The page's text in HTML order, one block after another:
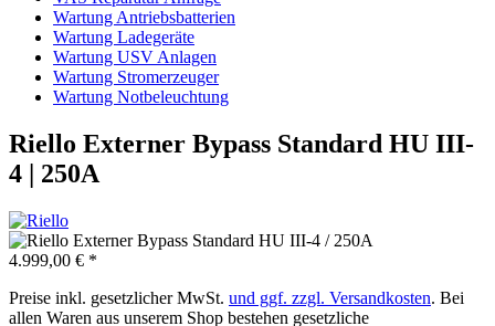
Wartung Antriebsbatterien
Wartung Ladegeräte
Wartung USV Anlagen
Wartung Stromerzeuger
Wartung Notbeleuchtung
Riello Externer Bypass Standard HU III-
4 | 250A
4.999,00 € *
Preise inkl. gesetzlicher MwSt. und ggf. zzgl. Versandkosten. Bei
allen Waren aus unserem Shop bestehen gesetzliche